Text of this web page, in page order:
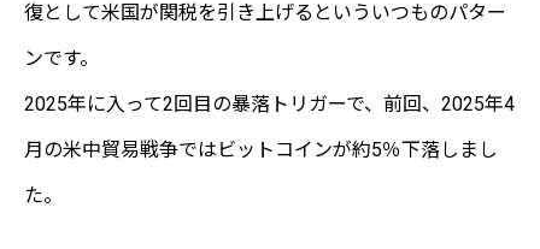
復として米国が関税を引き上げるといういつものパター
ンです。
2025年に入って2回目の暴落トリガーで、前回、2025年4
月の米中貿易戦争ではビットコインが約5％下落しまし
た。